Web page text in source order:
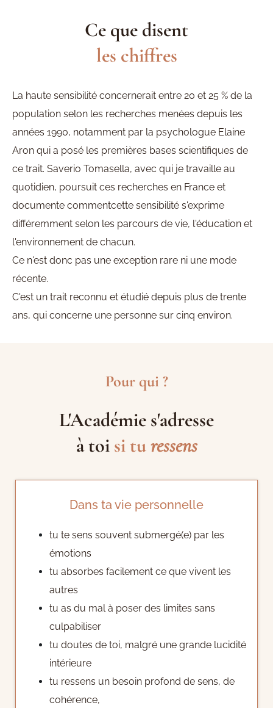
Ce que disent
les chiffres
La haute sensibilité concernerait entre 20 et 25 % de la
population selon les recherches menées depuis les
années 1990, notamment par la psychologue Elaine
Aron qui a posé les premières bases scientifiques de
ce trait. Saverio Tomasella, avec qui je travaille au
quotidien, poursuit ces recherches en France et
documente commentcette sensibilité s'exprime
différemment selon les parcours de vie, l'éducation et
l'environnement de chacun.
Ce n'est donc pas une exception rare ni une mode
récente.
C'est un trait reconnu et étudié depuis plus de trente
ans, qui concerne une personne sur cinq environ.
Pour qui ?
L'Académie s'adresse
à toi si turessens
Dans ta vie personnelle
tu te sens souvent submergé(e) par les
émotions
tu absorbes facilement ce que vivent les
autres
tu as du mal à poser des limites sans
culpabiliser
tu doutes de toi, malgré une grande lucidité
intérieure
tu ressens un besoin profond de sens, de
cohérence,